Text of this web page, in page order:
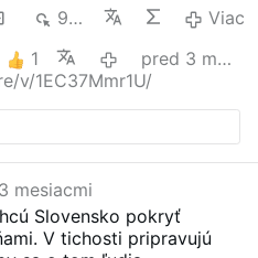
947
Viac
1
pred 3 mesiacmi
v/1EC37Mmr1U/
mesiacmi
Slovensko pokryť
V tichosti pripravujú